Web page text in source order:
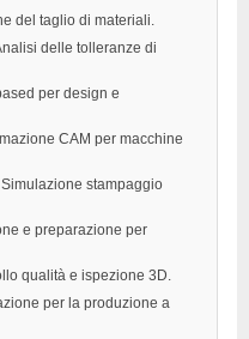
del taglio di materiali.
delle tolleranze di
per design e
CAM per macchine
stampaggio
e preparazione per
qualità e ispezione 3D.
per la produzione a